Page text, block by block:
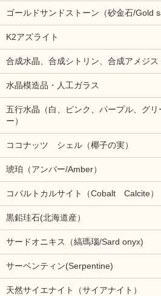
ゴールドサンドストーン（砂金石/Gold
K2アズライト
合成水晶、合成シトリン、合成アメジス
水晶模造品・人工ガラス
五行水晶（白、ピンク、パープル、グ
ー）
ココナッツ シェル（椰子の実）
琥珀（アンバー/Amber）
コバルトカルサイト（Cobalt Calcite）
黒鉛珪石(北海道産）
サードオニキス（縞瑪瑙/Sard onyx)
サーベンティン(Serpentine)
天然サイエナイト（サイアナイト）